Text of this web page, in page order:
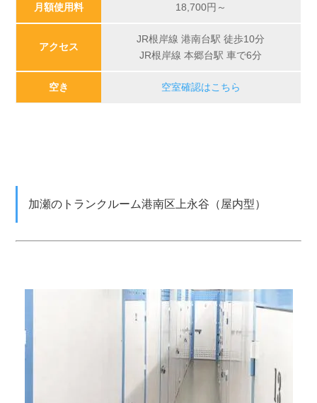
月額使用料 18,700円～
アクセス
JR根岸線 港南台駅 徒歩10分
JR根岸線 本郷台駅 車で6分
空き 空室確認はこちら
加瀬のトランクルーム港南区上永谷（屋内型）